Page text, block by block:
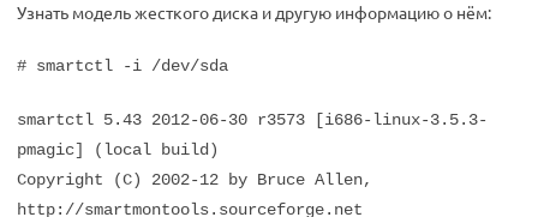
Узнать модель жесткого диска и другую информацию о нём:
# smartctl -i /dev/sda
smartctl 5.43 2012-06-30 r3573 [i686-linux-3.5.3-
pmagic] (local build)
Copyright (C) 2002-12 by Bruce Allen,
http://smartmontools.sourceforge.net